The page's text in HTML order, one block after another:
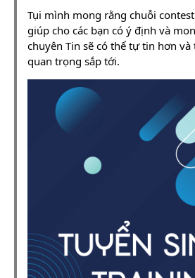
Tụi mình mong rằng chuỗi
giúp cho các bạn có ý định và
chuyên Tin sẽ có thể tự tin hơn
quan trọng sắp tới.